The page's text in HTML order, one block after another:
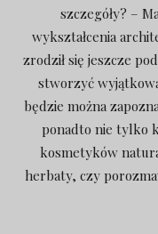
szczegóły? –
wykształcenia
zrodził się jeszcze
stworzyć
będzie można
ponadto nie tylko
kosmetyków
herbaty, czy